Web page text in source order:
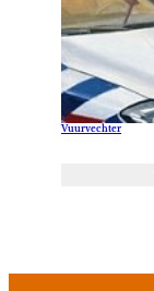
Vuurvechter